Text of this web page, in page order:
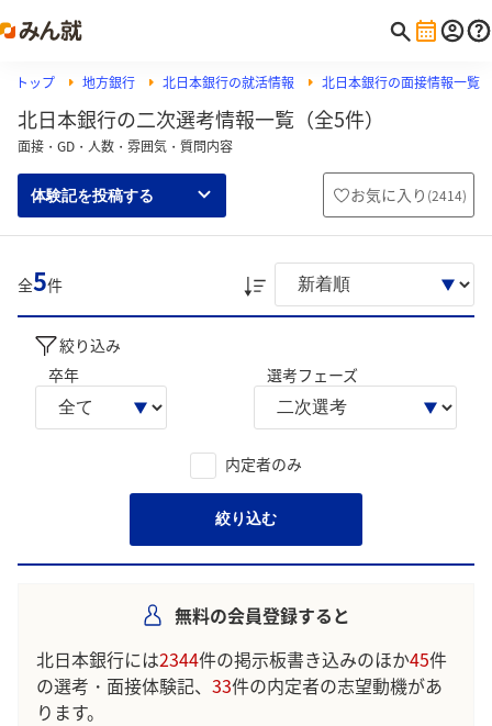
トップ 地方銀行 北日本銀行の就活情報 北日本銀行の面接情報一覧
北日本銀行の二次選考情報一覧（全5件）
面接・GD・人数・雰囲気・質問内容
体験記を投稿する お気に入り (2414)
全5件
絞り込み
卒年
選考フェーズ
内定者のみ
絞り込む
無料の会員登録すると
北日本銀行には2344件の掲示板書き込みのほか45件
の選考・面接体験記、 33件の内定者の志望動機があ
ります。